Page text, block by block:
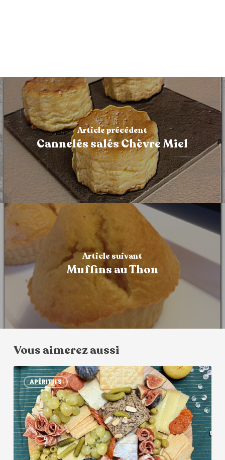
Article précédent
Cannelés salés Chèvre Miel
Article suivant
Muffins au Thon
Vous aimerez aussi
APÉRITIFS